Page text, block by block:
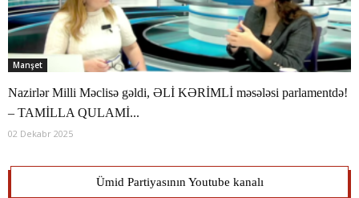
Manşet
Nazirlər Milli Məclisə gəldi, ƏLİ KƏRİMLİ məsələsi parlamentdə!
– TAMİLLA QULAMİ...
02 Dekabr 2025
Ümid Partiyasının Youtube kanalı